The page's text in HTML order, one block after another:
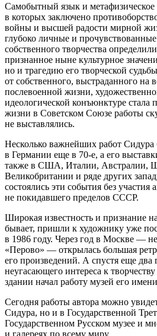
Самобытный язык и метафизическое
в которых заключено
войны и высшей радости мирной
глубоко личные и
собственного творчества
признанное ныне культурное
но и трагедию его творческой
от собственного, выстраданного на
послевоенной жизни,
идеологической конъюнктуре стала
жизни в Советском Союзе работы
не выставлялись.
Несколько важнейших работ
в Германии еще в 70-е, а его
также в США, Италии, Австралии,
Великобритании и ряде других
состоялись эти события без участия
не покидавшего пределов СССР.
Широкая известность и признание
бывает, пришли к художнику уже
в 1986 году. Через год в Москве —
«Перово» — открылась большая
его произведений. А спустя еще
неугасающего интереса к
здании начал работу музей его
Сегодня работы автора можно
Сидура, но и в Государственной
Государственном Русском музее и
и галереях по всему миру.